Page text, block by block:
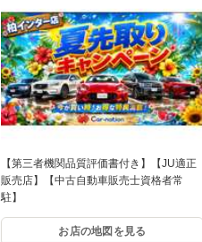
【第三者機関品質評価書付き】【JU適正
販売店】【中古自動車販売士資格者常
駐】
お店の地図を見る